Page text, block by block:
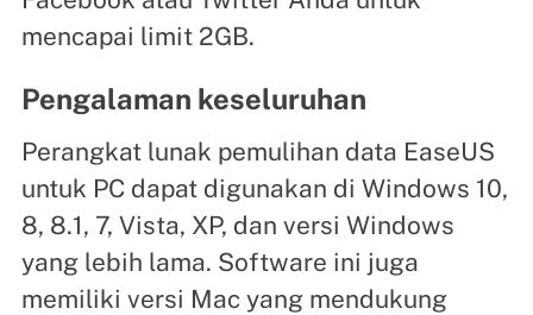
mencapai limit 2GB.
Pengalaman keseluruhan
Perangkat lunak pemulihan data EaseUS
untuk PC dapat digunakan di Windows 10,
8, 8.1, 7, Vista, XP, dan versi Windows
yang lebih lama. Software ini juga
memiliki versi Mac yang mendukung